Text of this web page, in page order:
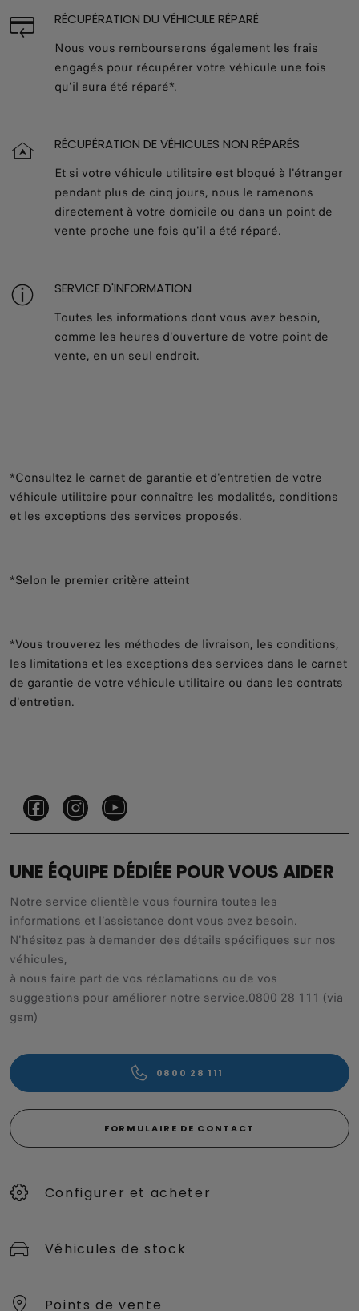
RÉCUPÉRATION DU VÉHICULE RÉPARÉ
Nous vous rembourserons également les frais
engagés pour récupérer votre véhicule une fois
qu’il aura été réparé*.
RÉCUPÉRATION DE VÉHICULES NON RÉPARÉS
Et si votre véhicule utilitaire est bloqué à l'étranger
pendant plus de cinq jours, nous le ramenons
directement à votre domicile ou dans un point de
vente proche une fois qu'il a été réparé.
SERVICE D'INFORMATION
Toutes les informations dont vous avez besoin,
comme les heures d'ouverture de votre point de
vente, en un seul endroit.
*Consultez le carnet de garantie et d'entretien de votre
véhicule utilitaire pour connaître les modalités, conditions
et les exceptions des services proposés.
*Selon le premier critère atteint
*Vous trouverez les méthodes de livraison, les conditions,
les limitations et les exceptions des services dans le carnet
de garantie de votre véhicule utilitaire ou dans les contrats
d'entretien.
UNE ÉQUIPE DÉDIÉE POUR VOUS AIDER
Notre service clientèle vous fournira toutes les
informations et l'assistance dont vous avez besoin.
N'hésitez pas à demander des détails spécifiques sur nos
véhicules,
à nous faire part de vos réclamations ou de vos
suggestions pour améliorer notre service.0800 28 111 (via
gsm)
0800 28 111
FORMULAIRE DE CONTACT
Configurer et acheter
Véhicules de stock
Points de vente